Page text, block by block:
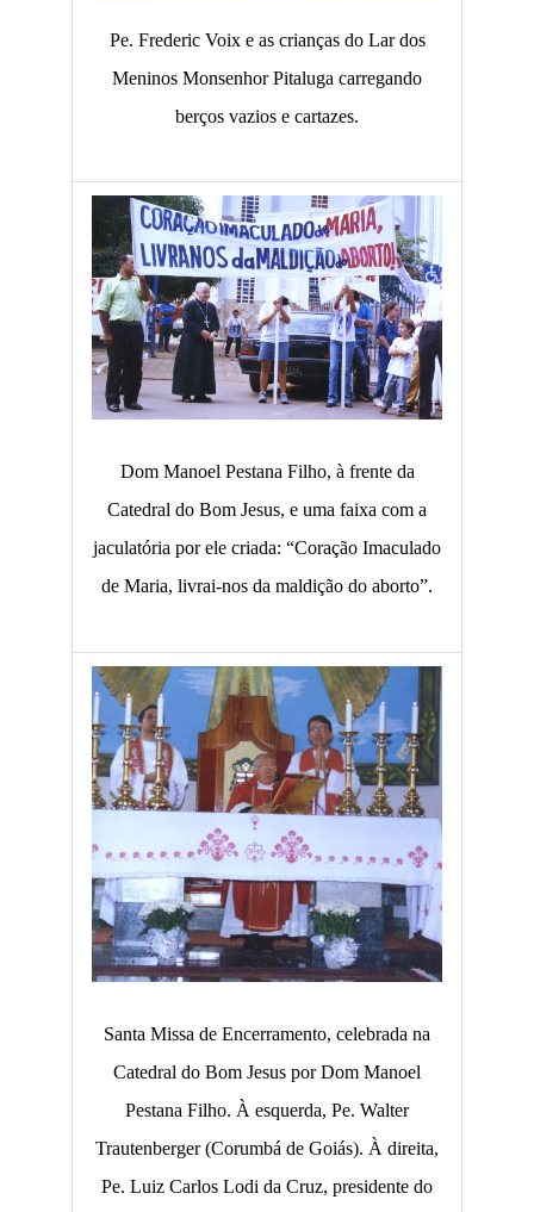
Pe. Frederic Voix e as crianças do Lar dos
Meninos Monsenhor Pitaluga carregando
berços vazios e cartazes.
Dom Manoel Pestana Filho, à frente da
Catedral do Bom Jesus, e uma faixa com a
jaculatória por ele criada: “Coração Imaculado
de Maria, livrai-nos da maldição do aborto”.
Santa Missa de Encerramento, celebrada na
Catedral do Bom Jesus por Dom Manoel
Pestana Filho. À esquerda, Pe. Walter
Trautenberger (Corumbá de Goiás). À direita,
Pe. Luiz Carlos Lodi da Cruz, presidente do